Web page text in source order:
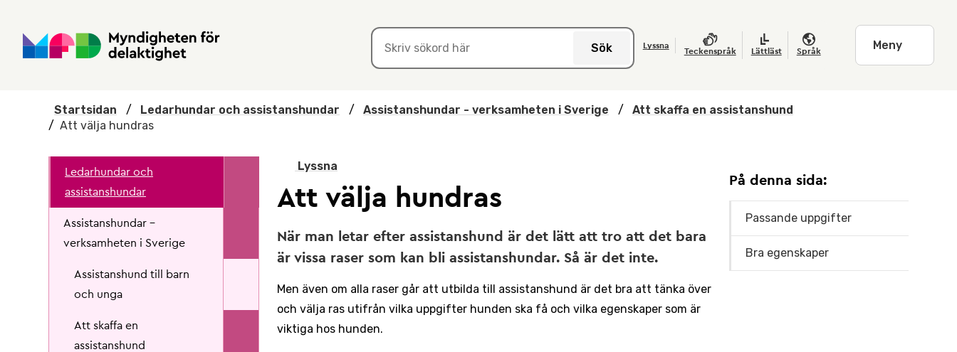
Sök Lyssna
Teckenspråk Lättläst Språk Meny
Startsidan / Ledarhundar och assistanshundar / Assistanshundar - verksamheten i Sverige /
Att skaffa en assistanshund
/ Att välja hundras
Ledarhundar och
assistanshundar
Assistanshundar -
verksamheten i Sverige
Assistanshund till barn
och unga
Att skaffa en
assistanshund
Lyssna
Att välja hundras
När man letar efter assistanshund är det lätt att tro att det bara
är vissa raser som kan bli assistanshundar. Så är det inte.
Men även om alla raser går att utbilda till assistanshund är det bra att tänka över
och välja ras utifrån vilka uppgifter hunden ska få och vilka egenskaper som är
viktiga hos hunden.
På denna sida:
Passande uppgifter
Bra egenskaper